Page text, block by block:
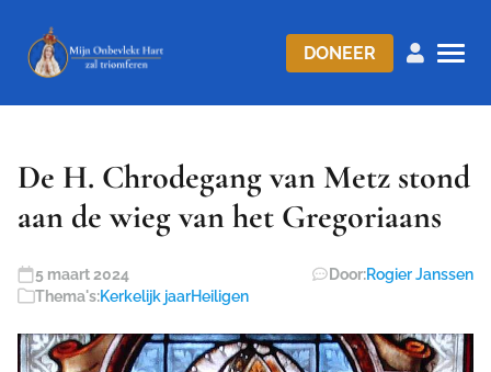
DONEER
De H. Chrodegang van Metz stond
aan de wieg van het Gregoriaans
5 maart 2024 Door:Rogier Janssen
Thema's:Kerkelijk jaarHeiligen